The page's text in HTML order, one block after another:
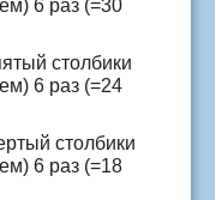
6 раз (=30
столбики
6 раз (=24
столбики
6 раз (=18